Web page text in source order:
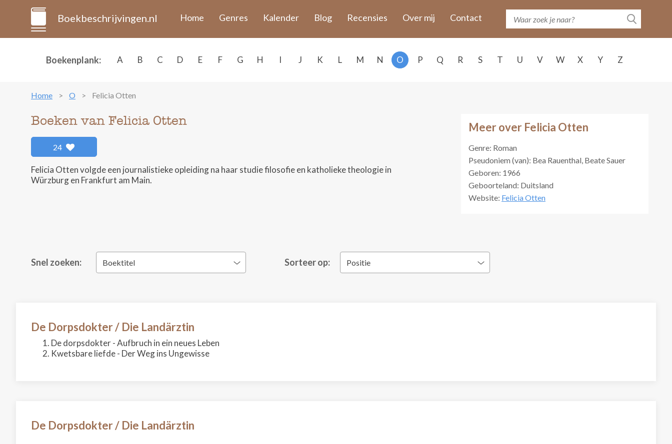
Boekbeschrijvingen.nl Home Genres Kalender Blog Recensies Over mij Contact
Boekenplank: A B C D E F G H I J K L M N O P Q R S T U V W X Y Z
Home O Felicia Otten
Meer over Felicia Otten
Genre: Roman
Pseudoniem (van): Bea Rauenthal, Beate Sauer
Geboren: 1966
Geboorteland: Duitsland
Website: Felicia Otten
Boeken van Felicia Otten
24
Felicia Otten volgde een journalistieke opleiding na haar studie filosofie en katholieke theologie in
Würzburg en Frankfurt am Main.
Snel zoeken: Boektitel Sorteer op: Positie
De Dorpsdokter / Die Landärztin
De dorpsdokter - Aufbruch in ein neues Leben
Kwetsbare liefde - Der Weg ins Ungewisse
De Dorpsdokter / Die Landärztin